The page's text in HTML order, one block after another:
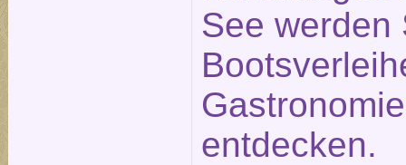
See werden
entdecken.